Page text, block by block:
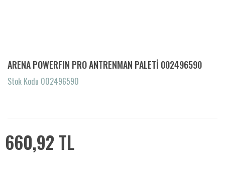
ARENA POWERFIN PRO ANTRENMAN PALETİ 002496590
Stok Kodu 002496590
660,92 TL